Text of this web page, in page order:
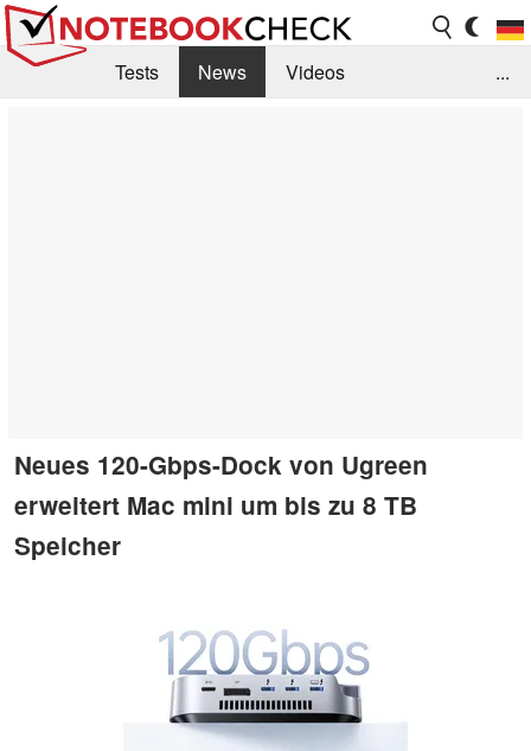
Tests News
Videos
...
Neues 120-Gbps-Dock von Ugreen
erweitert Mac mini um bis zu 8 TB
Speicher